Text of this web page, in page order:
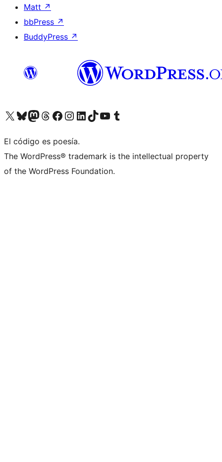
Matt ↗
bbPress ↗
BuddyPress ↗
Visitá nuestra cuenta de X (anteriormente Twitter)
Visitá nuestra cuenta de Bluesky
Visitá nuestra cuenta de Mastodon
Visitá nuestra cuenta de Threads
Visitá nuestra página de Facebook
Visitá nuestra cuenta de Instagram
Visitá nuestra cuenta de LinkedIn
Visitá nuestra cuenta de TikTok
Visitá nuestro canal de YouTube
Visitá nuestra cuenta de Tumblr
El código es poesía.
The WordPress® trademark is the intellectual property
of the WordPress Foundation.